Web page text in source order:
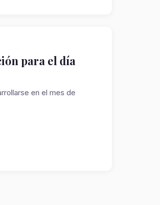
para el día
en el mes de